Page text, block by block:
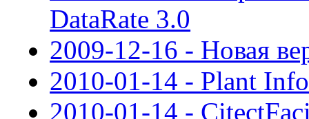
DataRate 3.0
2009-12-16 - Новая
2010-01-14 - Plant
2010-01-14 -